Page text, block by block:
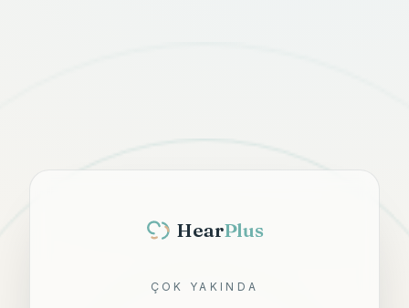
HearPlus
ÇOK YAKINDA